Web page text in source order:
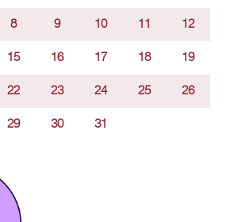
8 9 10 11 12
15 16 17 18 19
22 23 24 25 26
29 30 31